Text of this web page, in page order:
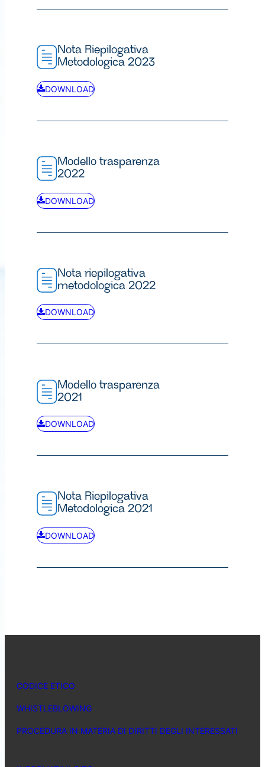
Nota Riepilogativa
Metodologica 2023
DOWNLOAD
Modello trasparenza
2022
DOWNLOAD
Nota riepilogativa
metodologica 2022
DOWNLOAD
Modello trasparenza
2021
DOWNLOAD
Nota Riepilogativa
Metodologica 2021
DOWNLOAD
CODICE ETICO
WHISTLEBLOWING
PROCEDURA IN MATERIA DI DIRITTI DEGLI INTERESSATI